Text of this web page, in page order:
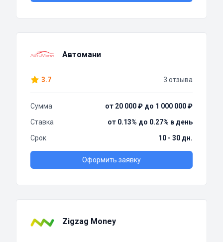
Автомани
3.7 3 отзыва
Сумма
от 20 000 ₽ до 1 000 000 ₽
Ставка
от 0.13% до 0.27% в день
Срок
10 - 30 дн.
Оформить заявку
Zigzag Money